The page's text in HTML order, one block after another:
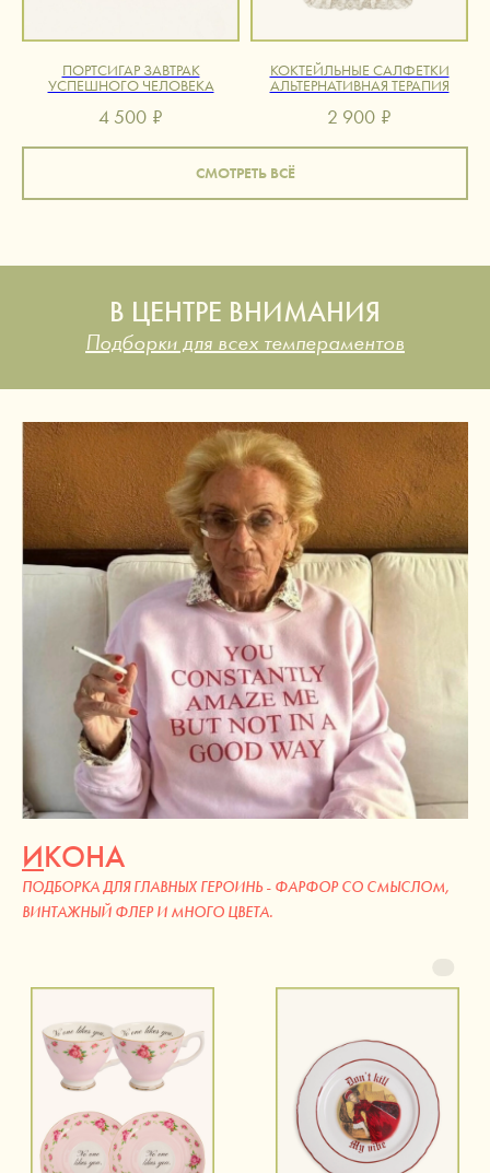
ПОРТСИГАР ЗАВТРАК
УСПЕШНОГО ЧЕЛОВЕКА
4 500 ₽
КОКТЕЙЛЬНЫЕ САЛФЕТКИ
АЛЬТЕРНАТИВНАЯ ТЕРАПИЯ
2 900 ₽
СМОТРЕТЬ ВСË
В ЦЕНТРЕ ВНИМАНИЯ
Подборки для всех темпераментов
ИКОНА
ПОДБОРКА ДЛЯ ГЛАВНЫХ ГЕРОИНЬ - ФАРФОР СО СМЫСЛОМ,
ВИНТАЖНЫЙ ФЛЕР И МНОГО ЦВЕТА.